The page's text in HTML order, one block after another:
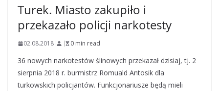
Turek. Miasto zakupiło i
przekazało policji narkotesty
02.08.2018 0 min read
36 nowych narkotestów ślinowych przekazał dzisiaj, tj. 2
sierpnia 2018 r. burmistrz Romuald Antosik dla
turkowskich policjantów. Funkcjonariusze będą mieli